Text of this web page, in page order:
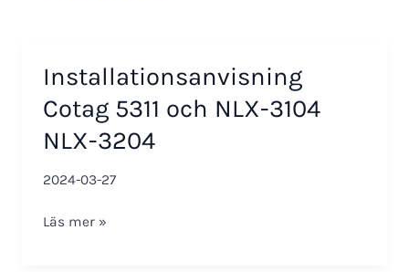
Installationsanvisning
Cotag 5311 och NLX-3104
NLX-3204
2024-03-27
Installationsanvisning
Läs mer »